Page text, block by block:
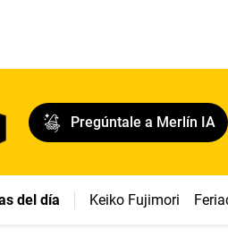
Pregúntale a Merlín IA
del día Keiko Fujimori